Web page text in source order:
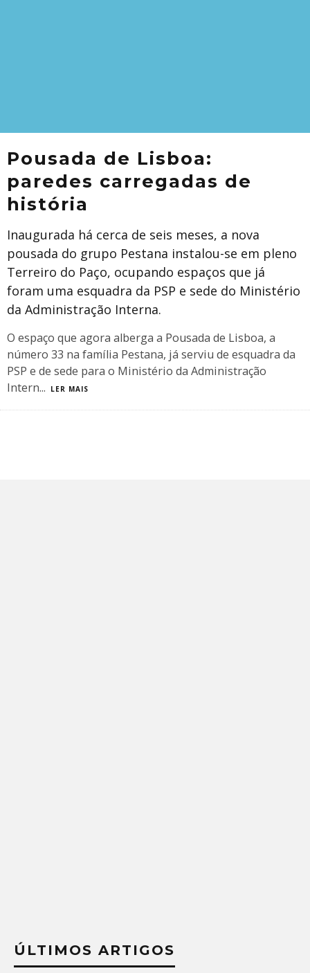
Pousada de Lisboa:
paredes carregadas de
história
Inaugurada há cerca de seis meses, a nova
pousada do grupo Pestana instalou-se em pleno
Terreiro do Paço, ocupando espaços que já
foram uma esquadra da PSP e sede do Ministério
da Administração Interna.
O espaço que agora alberga a Pousada de Lisboa, a
número 33 na família Pestana, já serviu de esquadra da
PSP e de sede para o Ministério da Administração
Intern... LER MAIS
ÚLTIMOS ARTIGOS